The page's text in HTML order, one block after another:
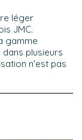
léger
JMC.
gamme
plusieurs
n'est pas